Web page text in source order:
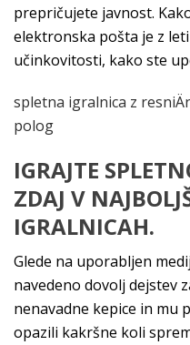
prepričujete javnost.
elektronska pošta je z
učinkovitosti, kako ste
spletna igralnica z
polog
IGRAJTE
ZDAJ V
IGRALNICAH.
Glede na uporabljen
navedeno dovolj dejstev
nenavadne kepice in mu
opazili kakršne koli